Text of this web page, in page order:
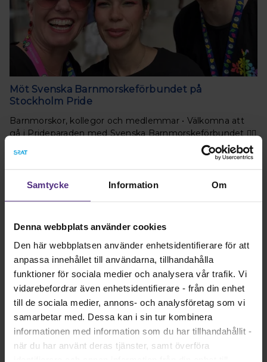
Samtycke Information Om
Denna webbplats använder cookies
Den här webbplatsen använder enhetsidentifierare för att
anpassa innehållet till användarna, tillhandahålla
funktioner för sociala medier och analysera vår trafik. Vi
vidarebefordrar även enhetsidentifierare - från din enhet
till de sociala medier, annons- och analysföretag som vi
samarbetar med. Dessa kan i sin tur kombinera
informationen med information som du har tillhandahållit -
när du har använt deras tjänster, samt överföra
Möt Svenska Barnmorskeförbundet på
Stockholm Pride
Barnmorskor, kollegor och medlemmar • Välkomna att
gå i Prideparaden med Svenska Barnmorskeförbundet 🏳️‍🌈
Ett stort och varmt grattis på 140-årsdagen
Med stolthet och största glädje gratulerar jag oss
barnmorskor till att vår organisation, Svenska